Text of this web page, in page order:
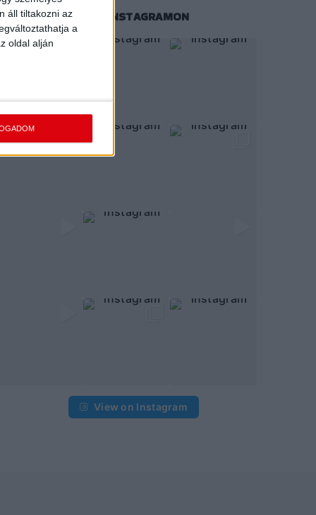
áll tiltakozni az
a
oldal alján
KÖVESS MINKET INSTAGRAMON
View on Instagram